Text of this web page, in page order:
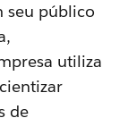
seu público
utiliza
de